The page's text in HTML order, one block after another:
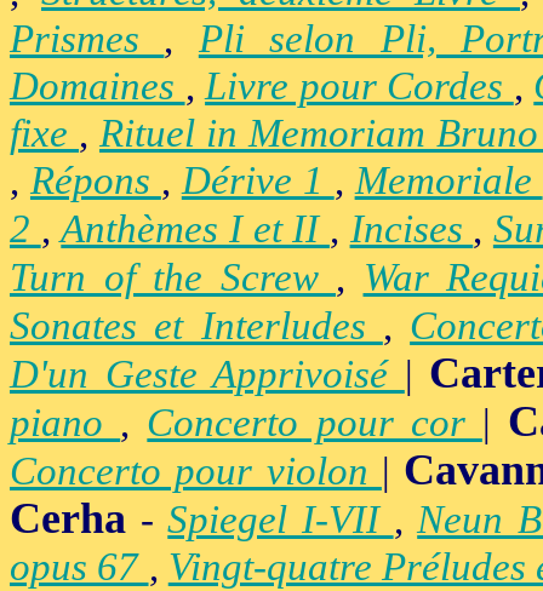
Prismes , Pli selon Pli,
Domaines ,Livre pour Cordes ,
fixe , Rituel in Memoriam
, Répons ,Dérive 1 ,Memoriale
2 ,Anthèmes I et II , Incises ,
Turn of the Screw , War
Sonates et Interludes ,
D'un Geste Apprivoisé |
piano , Concerto pour cor |
Concerto pour violon |
Cerha -Spiegel I-VII ,Neun
opus 67 , Vingt-quatre Préludes